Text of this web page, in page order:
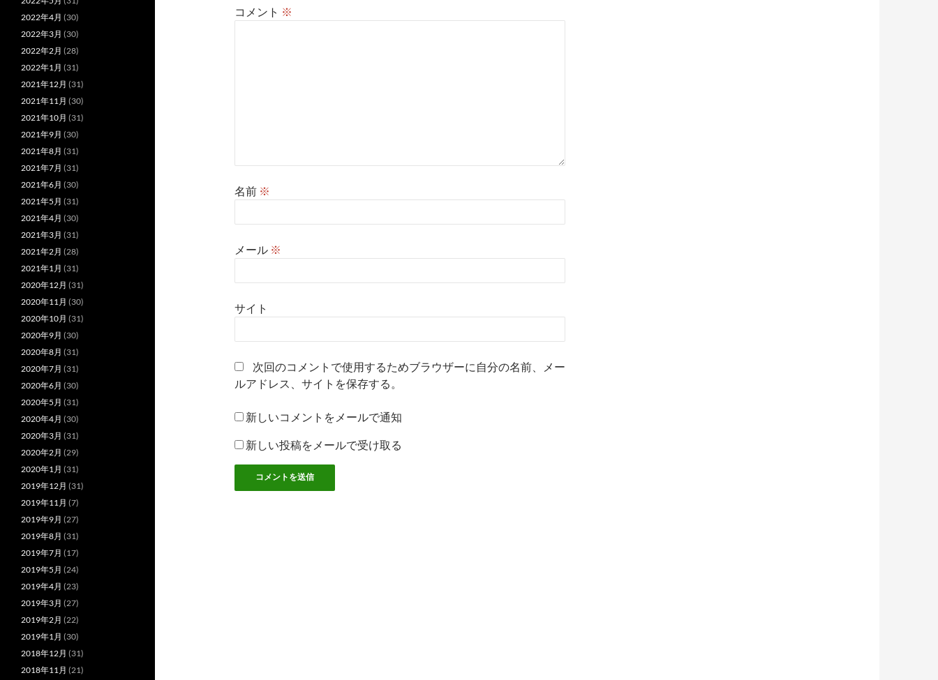
コメント ※
名前 ※
メール ※
サイト
次回のコメントで使用するためブラウザーに自分の名前、メー
ルアドレス、サイトを保存する。
新しいコメントをメールで通知
新しい投稿をメールで受け取る
2022年4月 (30)
2022年3月 (30)
2022年2月 (28)
2022年1月 (31)
2021年12月 (31)
2021年11月 (30)
2021年10月 (31)
2021年9月 (30)
2021年8月 (31)
2021年7月 (31)
2021年6月 (30)
2021年5月 (31)
2021年4月 (30)
2021年3月 (31)
2021年2月 (28)
2021年1月 (31)
2020年12月 (31)
2020年11月 (30)
2020年10月 (31)
2020年9月 (30)
2020年8月 (31)
2020年7月 (31)
2020年6月 (30)
2020年5月 (31)
2020年4月 (30)
2020年3月 (31)
2020年2月 (29)
2020年1月 (31)
2019年12月 (31)
2019年11月 (7)
2019年9月 (27)
2019年8月 (31)
2019年7月 (17)
2019年5月 (24)
2019年4月 (23)
2019年3月 (27)
2019年2月 (22)
2019年1月 (30)
2018年12月 (31)
2018年11月 (21)